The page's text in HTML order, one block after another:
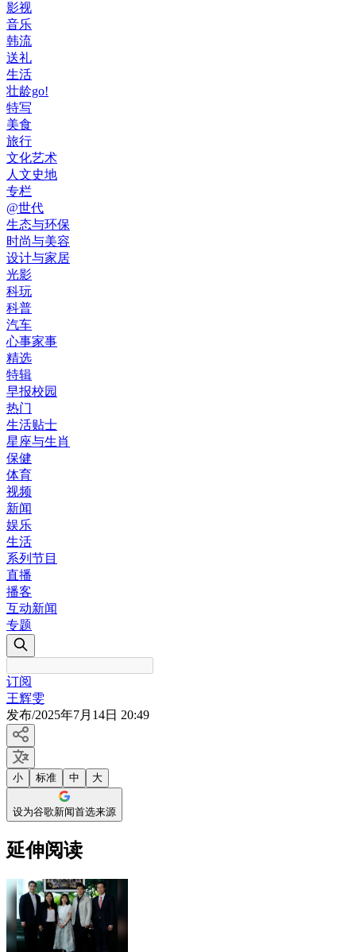
影视
音乐
韩流
送礼
生活
壮龄go!
特写
美食
旅行
文化艺术
人文史地
专栏
@世代
生态与环保
时尚与美容
设计与家居
光影
科玩
科普
汽车
心事家事
精选
特辑
早报校园
热门
生活贴士
星座与生肖
保健
体育
视频
新闻
娱乐
生活
系列节目
直播
播客
互动新闻
专题
订阅
王辉雯
发布/2025年7月14日 20:49
小 标准 中 大
设为谷歌新闻首选来源
延伸阅读